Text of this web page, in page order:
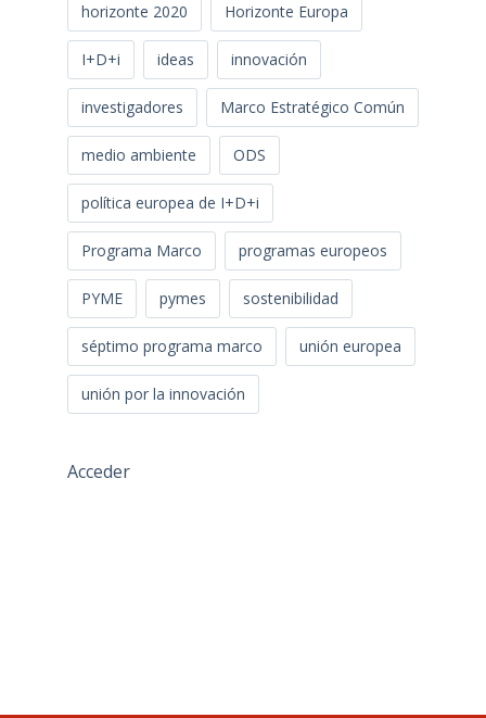
horizonte 2020 Horizonte Europa
I+D+i ideas innovación
investigadores Marco Estratégico Común
medio ambiente ODS
política europea de I+D+i
Programa Marco programas europeos
PYME pymes sostenibilidad
séptimo programa marco unión europea
unión por la innovación
Acceder